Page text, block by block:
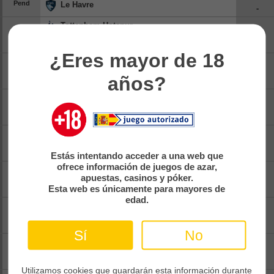
Pend Le Havre -
Tottenham Hotspur
-
Werder Bremen
Paris Saint-germain
Vfb Stuttgart
Everton
Lens
Sunderland
Pend
Lorient
18:00
Rennes
¿Eres mayor de 18
años?
Estás intentando acceder a una web que
ofrece información de juegos de azar,
apuestas, casinos y póker.
Esta web es únicamente para mayores de
edad.
Sí No
Utilizamos cookies que guardarán esta información durante